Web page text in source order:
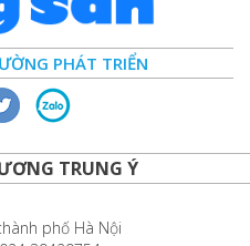
PHÁT TRIỂN
TRUNG Ý
phố Hà Nội